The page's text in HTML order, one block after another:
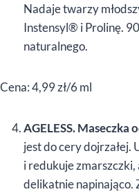
Nadaje twarzy
Instensyl® i Prolinę.
naturalnego.
Cena: 4,99 zł/6 ml
AGELESS. Maseczka
jest do cery dojrzałej.
i redukuje zmarszczki,
delikatnie napinająco.